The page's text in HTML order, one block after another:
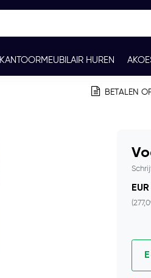
KANTOORMEUBILAIR HUREN
BETALEN